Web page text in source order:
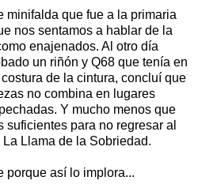
minifalda que fue a la primaria
nos sentamos a hablar de la
enajenados. Al otro día
un riñón y Q68 que tenía en
de la cintura, concluí que
no combina en lugares
Y mucho menos que
para no regresar al
Llama de la Sobriedad.
porque así lo implora...